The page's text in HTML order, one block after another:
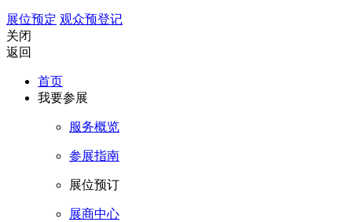
展位预定 观众预登记
关闭
返回
首页
我要参展
服务概览
参展指南
展位预订
展商中心